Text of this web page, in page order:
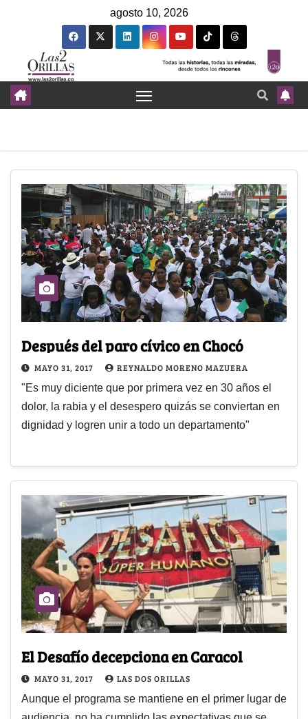
agosto 10, 2026
Después del paro cívico en Chocó
MAYO 31, 2017 REYNALDO MORENO MAZUERA
"Es muy diciente que por primera vez en 30 años el
dolor, la rabia y el desespero quizás se conviertan en
dignidad y logren unir a todo un departamento"
El Desafío decepciona en Caracol
MAYO 31, 2017 LAS DOS ORILLAS
Aunque el programa se mantiene en el primer lugar de